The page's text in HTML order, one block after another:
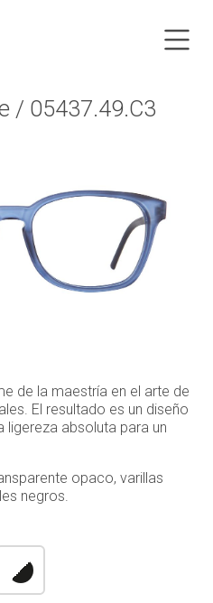
/ 05437.49.C3
de la maestría en el arte de
El resultado es un diseño
ligereza absoluta para un
opaco, varillas
negros.